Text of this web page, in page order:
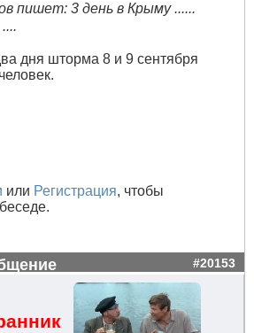
пишет: 3 день в Крыму ......
дня шторма 8 и 9 сентября
или Регистрация, чтобы
#20153